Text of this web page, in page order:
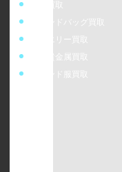
ブランドバッグ買取
ジュエリー買取
金・貴金属買取
ブランド服買取